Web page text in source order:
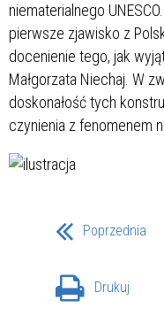
niematerialnego
pierwsze zjawisko z
docenienie tego, jak
Małgorzata Niechaj. W
doskonałość tych
czynienia z fenomenem
Poprzednia
Drukuj